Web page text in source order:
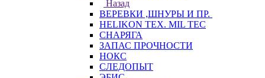
Назад
ВЕРЕВКИ ,ШНУРЫ И ПР.
HELIKON TEX. MIL TEC
СНАРЯГА
ЗАПАС ПРОЧНОСТИ
НОКС
СЛЕДОПЫТ